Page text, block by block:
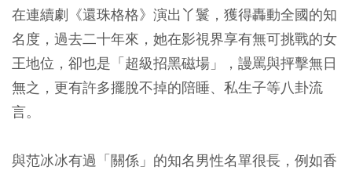
在連續劇《還珠格格》演出丫鬟，獲得轟動全國的知
名度，過去二十年來，她在影視界享有無可挑戰的女
王地位，卻也是「超級招黑磁場」，謾罵與抨擊無日
無之，更有許多擺脫不掉的陪睡、私生子等八卦流
言。
與范冰冰有過「關係」的知名男性名單很長，例如香